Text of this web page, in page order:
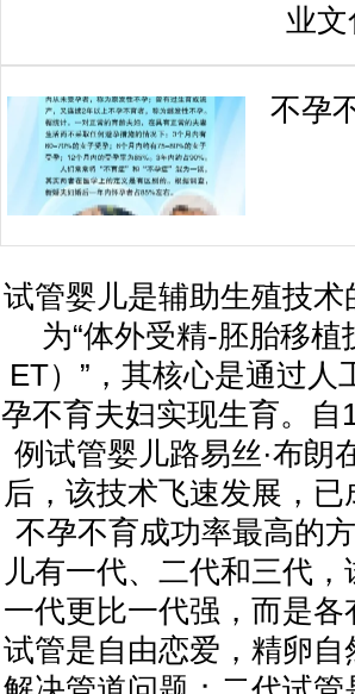
业文
不孕
试管婴儿是辅助生殖技术
为“体外受精-胚胎移植
ET）”，其核心是通过人
孕不育夫妇实现生育。自
例试管婴儿路易丝·布朗
后，该技术飞速发展，已
不孕不育成功率最高的
儿有一代、二代和三代
一代更比一代强，而是各
试管是自由恋爱，精卵自